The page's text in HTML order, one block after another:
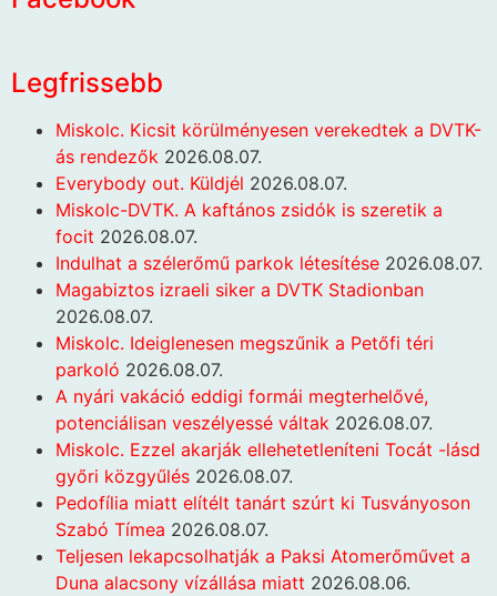
Legfrissebb
Miskolc. Kicsit körülményesen verekedtek a DVTK-
ás rendezők 2026.08.07.
Everybody out. Küldjél 2026.08.07.
Miskolc-DVTK. A kaftános zsidók is szeretik a
focit 2026.08.07.
Indulhat a szélerőmű parkok létesítése 2026.08.07.
Magabiztos izraeli siker a DVTK Stadionban
2026.08.07.
Miskolc. Ideiglenesen megszűnik a Petőfi téri
parkoló 2026.08.07.
A nyári vakáció eddigi formái megterhelővé,
potenciálisan veszélyessé váltak 2026.08.07.
Miskolc. Ezzel akarják ellehetetleníteni Tocát -lásd
győri közgyűlés 2026.08.07.
Pedofília miatt elítélt tanárt szúrt ki Tusványoson
Szabó Tímea 2026.08.07.
Teljesen lekapcsolhatják a Paksi Atomerőművet a
Duna alacsony vízállása miatt 2026.08.06.